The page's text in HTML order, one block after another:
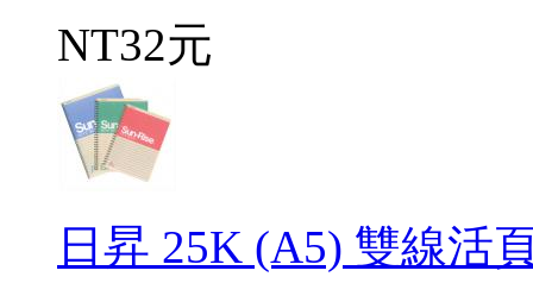
NT32元
日昇 25K (A5) 雙線活